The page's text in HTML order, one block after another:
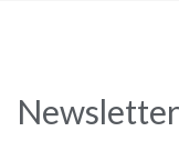
Newsletter